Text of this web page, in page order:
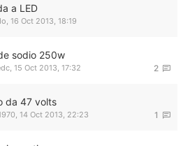
a LED
, 16 Oct 2013, 18:19
sodio 250w
2
, 15 Oct 2013, 17:32
da 47 volts
1
, 14 Oct 2013, 22:23